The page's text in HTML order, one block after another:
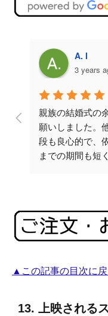
A. I
3 years
親族の結婚式の
願いしました。
段も良心的で、
までの期間も短
オカビデオさん
に良かったです
いました。
▲この記事の目次に戻
13. 上映される